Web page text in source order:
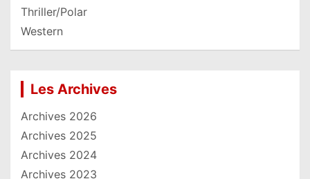
Thriller/Polar
Western
Les Archives
Archives 2026
Archives 2025
Archives 2024
Archives 2023